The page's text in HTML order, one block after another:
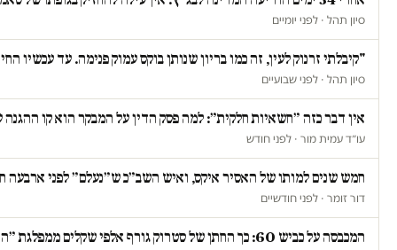
סיון תהל · לפני יומיים
"קיבלתי זרנוק לעין, זה כמו בריון שנותן בוקס עמוק פנימה. עד עכשיו
סיון תהל · לפני שבועיים
אין דבר כזה ״חשאיות חלקית״: למה פסק הדין על המבקר הוא קו ההגנה
עו״ד עמית מור · לפני חודש
חמש שנים למותו של האסיר איקס, ואיש השב״כ ש״נעלם״ לפני ארבעה
דור זומר · לפני חודשיים
המכבסה על כביש 60: כך החתן של סטרוק גורף אלפי שקלים ממפלגת ״הציונות הדתית״